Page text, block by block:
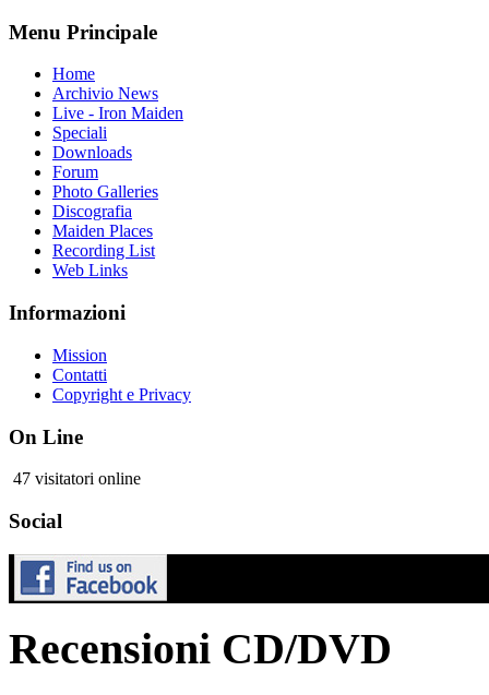
Menu Principale
Home
Archivio News
Live - Iron Maiden
Speciali
Downloads
Forum
Photo Galleries
Discografia
Maiden Places
Recording List
Web Links
Informazioni
Mission
Contatti
Copyright e Privacy
On Line
47 visitatori online
Social
Recensioni CD/DVD